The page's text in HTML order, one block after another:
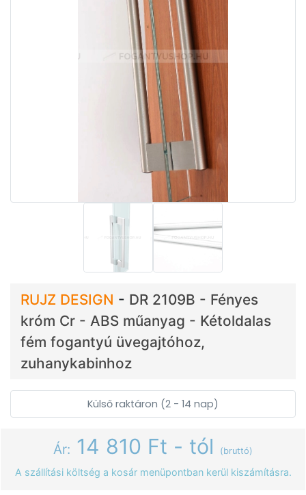
RUJZ DESIGN - DR 2109B - Fényes
króm Cr - ABS műanyag - Kétoldalas
fém fogantyú üvegajtóhoz,
zuhanykabinhoz
Külső raktáron (2 - 14 nap)
Ár: 14 810 Ft - tól (bruttó)
A szállítási költség a kosár menüpontban kerül kiszámításra.